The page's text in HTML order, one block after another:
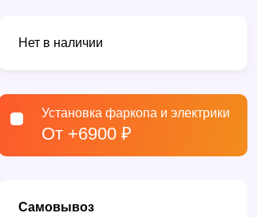
Нет в наличии
Установка фаркопа и электрики
От +6900 ₽
Самовывоз